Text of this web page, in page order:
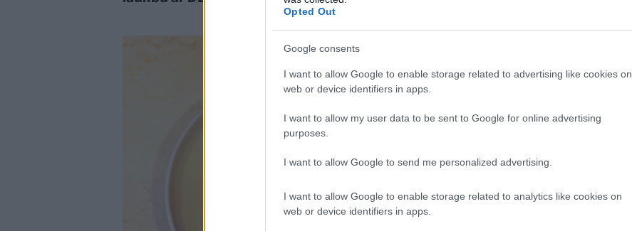
Opted Out
Google consents
I want to allow Google to enable storage related to advertising like cookies on
web or device identifiers in apps.
I want to allow my user data to be sent to Google for online advertising
purposes.
I want to allow Google to send me personalized advertising.
I want to allow Google to enable storage related to analytics like cookies on
web or device identifiers in apps.